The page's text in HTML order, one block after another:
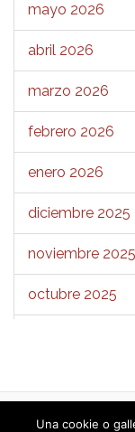
mayo 2026
abril 2026
marzo 2026
febrero 2026
enero 2026
diciembre 2025
noviembre 2025
octubre 2025
julio 2025
1 … 24
Una cookie o